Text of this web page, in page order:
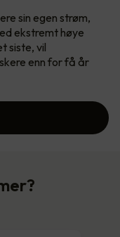
sin egen strøm,
ekstremt høye
siste, vil
enn for få år